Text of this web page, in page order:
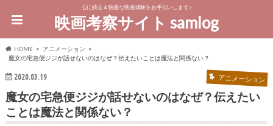
心に残る＆快適な映画体験をお手伝いします♪
映画考察サイト samlog
HOME
アニメーション
魔女の宅急便ジジが話せないのはなぜ？伝えたいことは魔法と関係ない？
2020.03.19 アニメーション
魔女の宅急便ジジが話せないのはなぜ？伝えたい
ことは魔法と関係ない？